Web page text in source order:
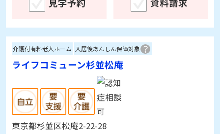
東京都江戸川区北葛西4-1-13
0～600万円
月額利用料：19.1～29.9万円
詳細情報を見る